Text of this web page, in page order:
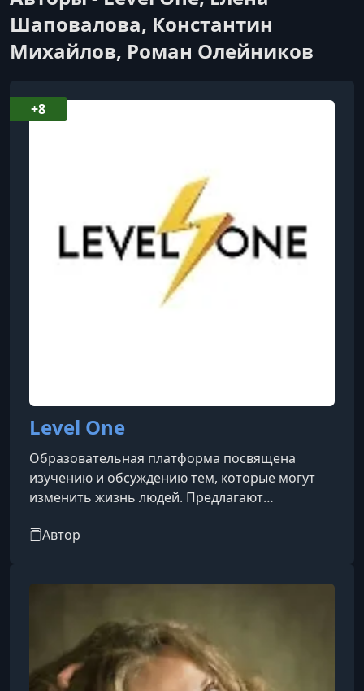
7. Великая французская революция
Шаповалова, Константин
Михайлов, Роман Олейников
Level One
Образовательная платформа посвящена
изучению и обсуждению тем, которые могут
изменить жизнь людей. Предлагают
которые помогут вам расширить свои знания,
Автор
+8